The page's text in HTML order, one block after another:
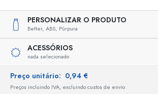
PERSONALIZAR O PRODUTO
Better, ABS, Púrpura
ACESSÓRIOS
nada selecionado
Preço unitário: 0,94 €
Preços incluindo IVA, excluindo custos de envio